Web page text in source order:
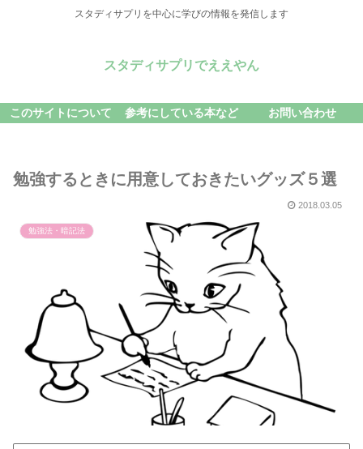
スタディサプリを中心に学びの情報を発信します
スタディサプリでええやん
このサイトについて 参考にしている本など お問い合わせ
勉強するときに用意しておきたいグッズ５選
2018.03.05
勉強法・暗記法